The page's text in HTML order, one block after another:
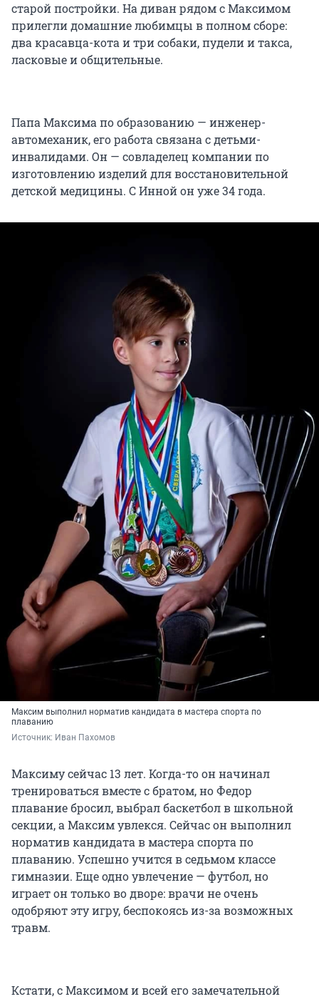
старой постройки. На диван рядом с Максимом
прилегли домашние любимцы в полном сборе:
два красавца-кота и три собаки, пудели и такса,
ласковые и общительные.
Папа Максима по образованию — инженер-
автомеханик, его работа связана с детьми-
инвалидами. Он — совладелец компании по
изготовлению изделий для восстановительной
детской медицины. С Инной он уже 34 года.
Максим выполнил норматив кандидата в мастера спорта по
плаванию
Источник: Иван Пахомов
Максиму сейчас 13 лет. Когда-то он начинал
тренироваться вместе с братом, но Федор
плавание бросил, выбрал баскетбол в школьной
секции, а Максим увлекся. Сейчас он выполнил
норматив кандидата в мастера спорта по
плаванию. Успешно учится в седьмом классе
гимназии. Еще одно увлечение — футбол, но
играет он только во дворе: врачи не очень
одобряют эту игру, беспокоясь из-за возможных
травм.
Кстати, с Максимом и всей его замечательной